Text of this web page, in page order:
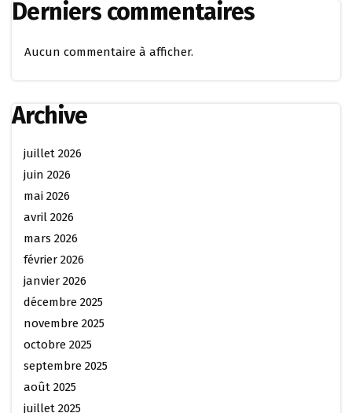
Derniers commentaires
Aucun commentaire à afficher.
Archive
juillet 2026
juin 2026
mai 2026
avril 2026
mars 2026
février 2026
janvier 2026
décembre 2025
novembre 2025
octobre 2025
septembre 2025
août 2025
juillet 2025